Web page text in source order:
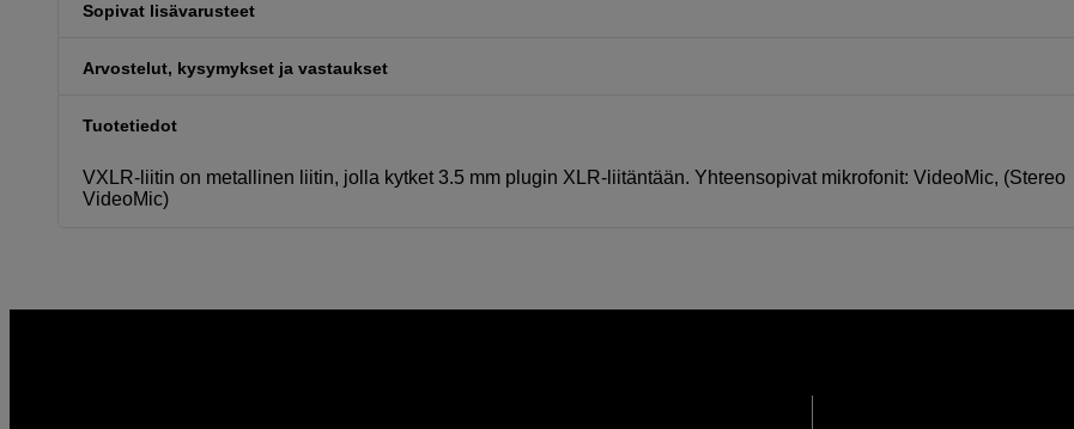
Sopivat lisävarusteet
Arvostelut, kysymykset ja vastaukset
Tuotetiedot
VXLR-liitin on metallinen liitin, jolla kytket 3.5 mm plugin XLR-liitäntään. Yhteensopivat mikrofonit: VideoMic, (Stereo
VideoMic)